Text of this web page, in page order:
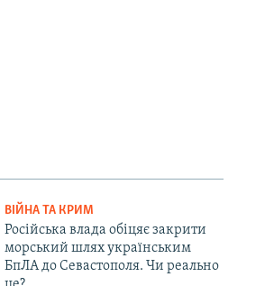
ВІЙНА ТА КРИМ
Російська влада обіцяє закрити
морський шлях українським
БпЛА до Севастополя. Чи реально